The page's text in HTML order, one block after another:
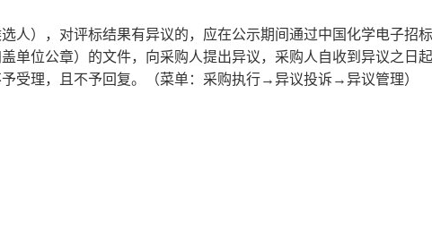
人），对评标结果有异议的，应在公示期间通过中国化学电子招
单位公章）的文件，向采购人提出异议， 采购人自收到异议之日起
受理，且不予回复。（菜单：采购执行→异议投诉→异议管理）